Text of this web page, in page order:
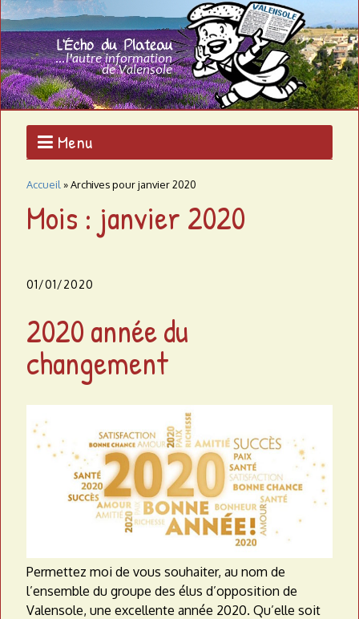
Aller
au
contenu
principal
L
'
É
c
h
o
u
l
a
t
e
L'AUTRE
INFORMATION
DE
VALENSOLE
Menu
Accueil »Archives pour janvier 2020
Mois : janvier 2020
01/01/2020
2020 année du
changement
Permettez moi de vous souhaiter, au nom de
l’ensemble du groupe des élus d’opposition de
Valensole, une excellente année 2020. Qu’elle soit